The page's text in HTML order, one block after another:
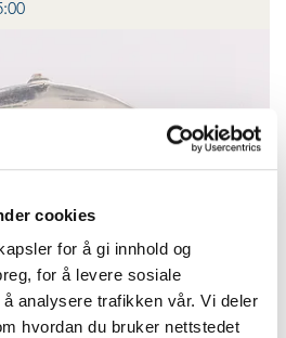
cookies
for å gi innhold og
for å levere sosiale
analysere trafikken vår. Vi deler
hvordan du bruker nettstedet